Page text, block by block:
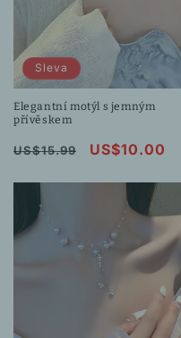
Sleva
Elegantní motýl s jemným
přívěskem
Běžná
US$15.99
Výprodejová
US$10.00